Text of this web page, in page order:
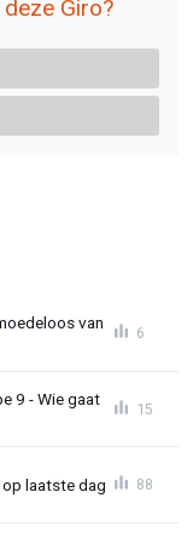
Giro?
van
6
9 - Wie gaat
15
laatste dag 88